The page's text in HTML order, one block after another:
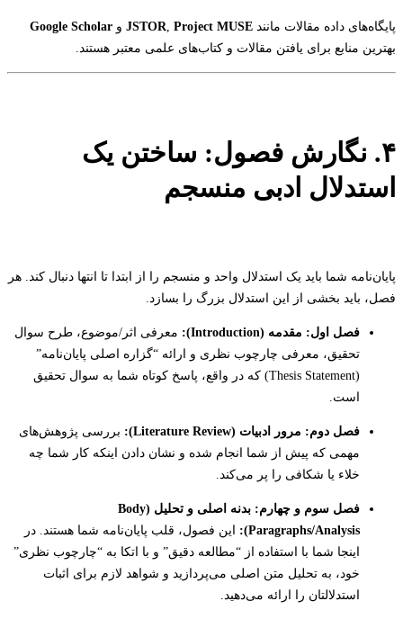
پایگاه‌های داده مقالات مانند JSTOR Project MUSE و Google Scholar
بهترین منابع برای یافتن مقالات و کتاب‌های علمی معتبر هستند.
۴. نگارش فصول: ساختن یک
استدلال ادبی منسجم
پایان‌نامه شما باید یک استدلال واحد و منسجم را از ابتدا تا انتها دنبال کند. هر
فصل، باید بخشی از این استدلال بزرگ را بسازد.
فصل اول: مقدمه (Introduction):
معرفی اثر/موضوع، طرح سوال
تحقیق، معرفی چارچوب نظری و ارائه “گزاره اصلی پایان‌نامه”
(Thesis Statement) که در واقع، پاسخ کوتاه شما به سوال تحقیق
است.
فصل دوم: مرور ادبیات (Literature Review):
بررسی پژوهش‌های
مهمی که پیش از شما انجام شده و نشان دادن اینکه کار شما چه
خلاء یا شکافی را پر می‌کند.
فصل سوم و چهارم: بدنه اصلی و تحلیل (Body
Paragraphs/Analysis):
این فصول، قلب پایان‌نامه شما هستند. در
اینجا شما با استفاده از “مطالعه دقیق” و با اتکا به “چارچوب نظری”
خود، به تحلیل متن اصلی می‌پردازید و شواهد لازم برای اثبات
استدلالتان را ارائه می‌دهید.